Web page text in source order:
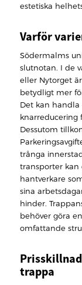
estetiska
Varför
Södermalms
slutnotan. I de
eller Nytorget
betydligt mer
Det kan
knarreducering
Dessutom
trånga
transporter kan
hantverkare
sina
hinder.
behöver göra
omfattande
trappa